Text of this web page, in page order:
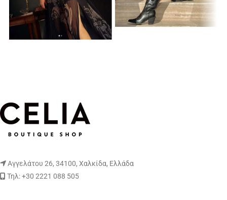
Αγγελάτου 26, 34100, Χαλκίδα, Ελλάδα
Τηλ: +30 2221 088 505